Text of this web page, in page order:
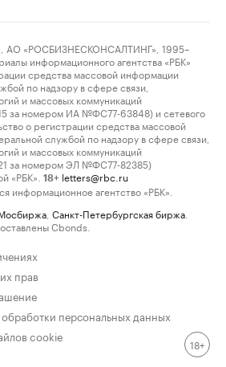
«РОСБИЗНЕСКОНСАЛТИНГ», 1995–
информационного агентства «РБК»
средства массовой информации
по надзору в сфере связи,
и массовых коммуникаций
за номером ИА №ФС77-63848) и сетевого
о регистрации средства массовой
службой по надзору в сфере связи,
и массовых коммуникаций
за номером ЭЛ №ФС77-82385)
«РБК».
18+ letters@rbc.ru
информационное агентство «РБК».
Санкт-Петербургская биржа
Cbonds.
прав
персональных данных
cookie
18+